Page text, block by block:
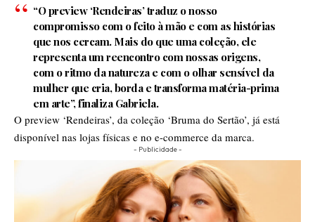
“O preview ‘Rendeiras’ traduz o nosso
compromisso com o feito à mão e com as histórias
que nos cercam. Mais do que uma coleção, ele
representa um reencontro com nossas origens,
com o ritmo da natureza e com o olhar sensível da
mulher que cria, borda e transforma matéria-prima
em arte”, finaliza Gabriela.
O preview ‘Rendeiras’, da coleção ‘Bruma do Sertão’, já está
disponível nas lojas físicas e no e-commerce da marca.
- Publicidade -